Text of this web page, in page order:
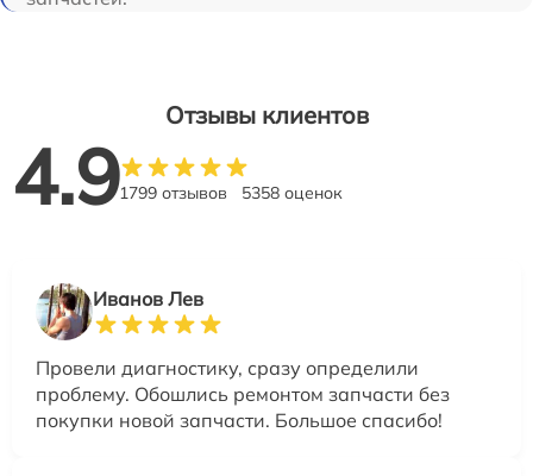
Отзывы клиентов
4.91799 отзывов 5358 оценок
Иванов Лев
Провели диагностику, сразу определили
проблему. Обошлись ремонтом запчасти без
покупки новой запчасти. Большое спасибо!